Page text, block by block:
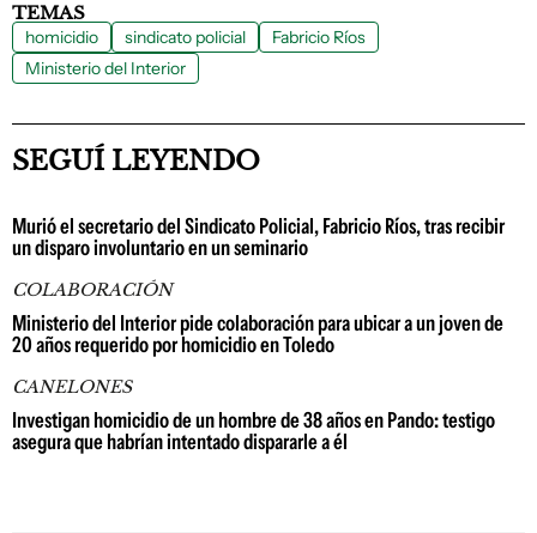
TEMAS
homicidio sindicato policial
Fabricio Ríos
Ministerio del Interior
SEGUÍ LEYENDO
Murió el secretario del Sindicato Policial, Fabricio Ríos, tras recibir
un disparo involuntario en un seminario
COLABORACIÓN
Ministerio del Interior pide colaboración para ubicar a un joven de
20 años requerido por homicidio en Toledo
CANELONES
Investigan homicidio de un hombre de 38 años en Pando: testigo
asegura que habrían intentado dispararle a él